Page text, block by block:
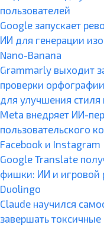
пользователей
Google запускает
ИИ для генерации
Nano-Banana
Grammarly выходит
проверки
для улучшения стиля
Meta внедряет ИИ-
пользовательского
Facebook и Instagram
Google Translate
фишки: ИИ и игровой
Duolingo
Claude научился
завершать